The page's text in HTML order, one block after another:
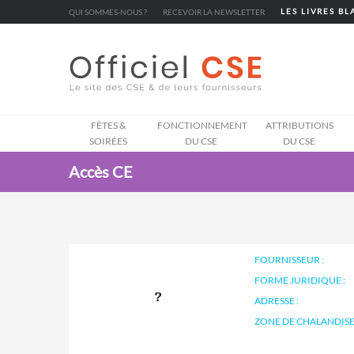
QUI SOMMES-NOUS ? RECEVOIR LA NEWSLETTER LES LIVRES
FÊTES &
SOIRÉES
FONCTIONNEMENT
DU CSE
ATTRIBUTIONS
DU CSE
Accès CE
FOURNISSEUR :
FORME JURIDIQUE :
ADRESSE :
ZONE DE
Cookies management panel